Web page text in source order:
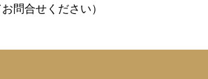
問合せください）